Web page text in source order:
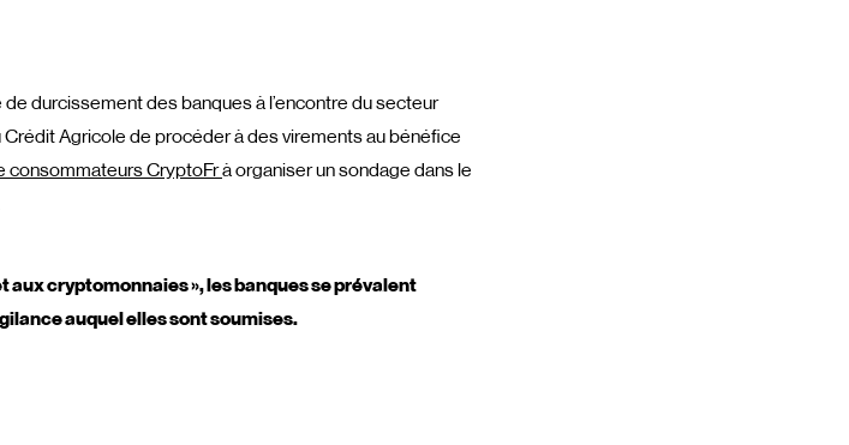
durcissement des banques à l’encontre du secteur
Crédit Agricole de procéder à des virements au bénéfice
consommateurs CryptoFrà organiser un sondage dans le
aux cryptomonnaies », les banques se prévalent
auquel elles sont soumises.